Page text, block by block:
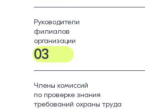
Руководители
филиалов
организации
03
Члены комиссий
по проверке знания
требований охраны труда